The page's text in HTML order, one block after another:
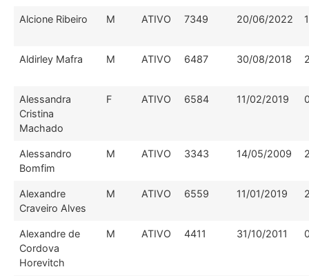
Alcione Ribeiro M ATIVO 7349 20/06/2022
Aldirley Mafra M ATIVO 6487 30/08/2018
Alessandra
Cristina
Machado
F ATIVO 6584 11/02/2019
Alessandro
Bomfim
M ATIVO 3343 14/05/2009
Alexandre
Craveiro Alves
M ATIVO 6559 11/01/2019
Alexandre de
Cordova
Horevitch
M ATIVO 4411 31/10/2011